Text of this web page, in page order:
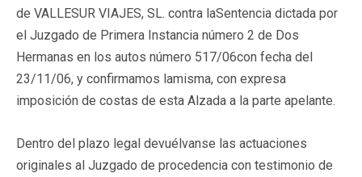
de VALLESUR VIAJES, SL. contra laSentencia dictada por
el Juzgado de Primera Instancia número 2 de Dos
Hermanas en los autos número 517/06con fecha del
23/11/06, y confirmamos lamisma, con expresa
imposición de costas de esta Alzada a la parte apelante.
Dentro del plazo legal devuélvanse las actuaciones
originales al Juzgado de procedencia con testimonio de